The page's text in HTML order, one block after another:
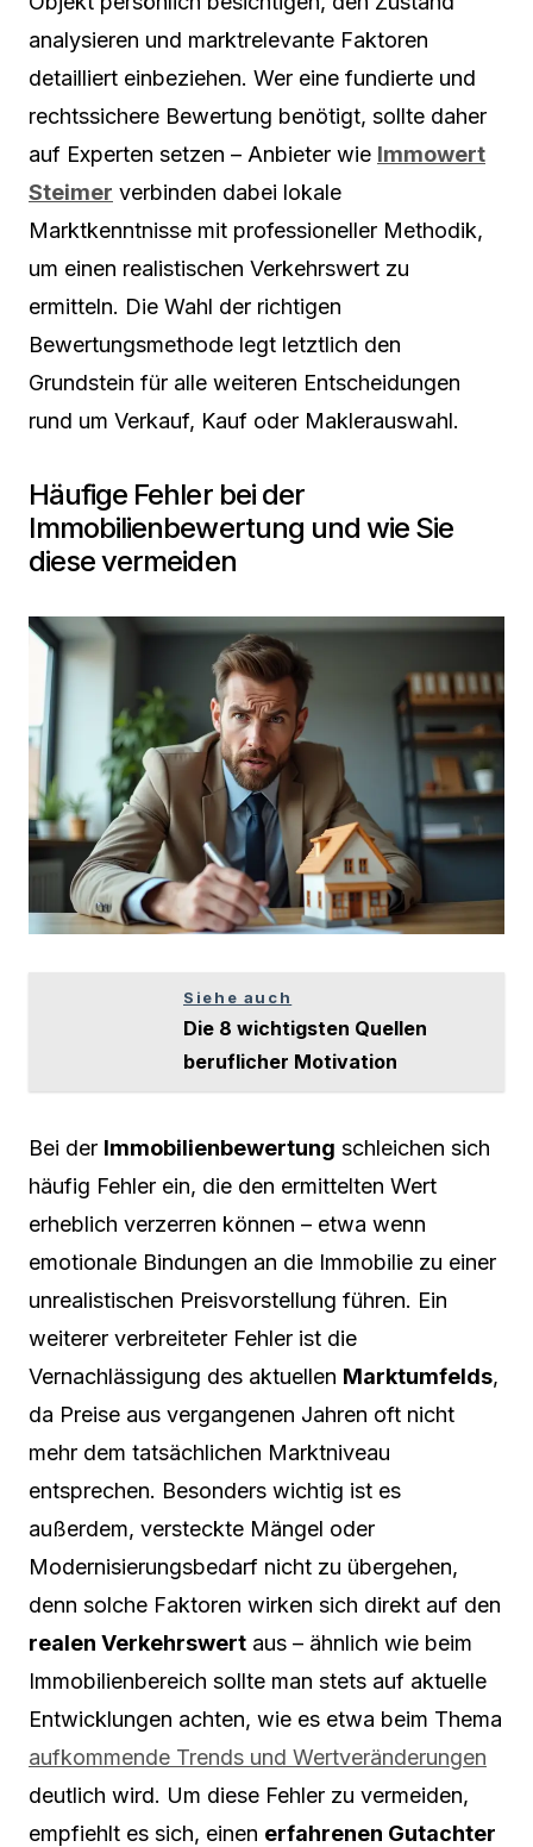
analysieren und marktrelevante Faktoren
detailliert einbeziehen. Wer eine fundierte und
rechtssichere Bewertung benötigt, sollte daher
auf Experten setzen – Anbieter wie Immowert
Steimer verbinden dabei lokale
Marktkenntnisse mit professioneller Methodik,
um einen realistischen Verkehrswert zu
ermitteln. Die Wahl der richtigen
Bewertungsmethode legt letztlich den
Grundstein für alle weiteren Entscheidungen
rund um Verkauf, Kauf oder Maklerauswahl.
Häufige Fehler bei der
Immobilienbewertung und wie Sie
diese vermeiden
Siehe auch
Die 8 wichtigsten Quellen
beruflicher Motivation
Bei der Immobilienbewertung schleichen sich
häufig Fehler ein, die den ermittelten Wert
erheblich verzerren können – etwa wenn
emotionale Bindungen an die Immobilie zu einer
unrealistischen Preisvorstellung führen. Ein
weiterer verbreiteter Fehler ist die
Vernachlässigung des aktuellen Marktumfelds,
da Preise aus vergangenen Jahren oft nicht
mehr dem tatsächlichen Marktniveau
entsprechen. Besonders wichtig ist es
außerdem, versteckte Mängel oder
Modernisierungsbedarf nicht zu übergehen,
denn solche Faktoren wirken sich direkt auf den
realen Verkehrswert aus – ähnlich wie beim
Immobilienbereich sollte man stets auf aktuelle
Entwicklungen achten, wie es etwa beim Thema
aufkommende Trends und Wertveränderungen
deutlich wird. Um diese Fehler zu vermeiden,
empfiehlt es sich, einen erfahrenen Gutachter